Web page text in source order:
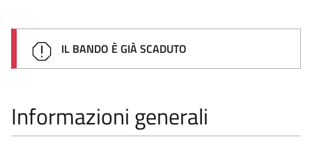
IL BANDO È GIÀ SCADUTO
Informazioni generali